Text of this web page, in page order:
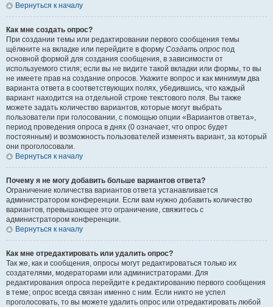
Вернуться к началу
Как мне создать опрос?
При создании темы или редактировании первого сообщения темы
щёлкните на вкладке или перейдите в форму Создать опрос под
основной формой для создания сообщения, в зависимости от
используемого стиля; если вы не видите такой вкладки или формы, то вы
не имеете прав на создание опросов. Укажите вопрос и как минимум два
варианта ответа в соответствующих полях, убедившись, что каждый
вариант находится на отдельной строке текстового поля. Вы также
можете задать количество вариантов, которые могут выбрать
пользователи при голосовании, с помощью опции «Вариантов ответа»,
период проведения опроса в днях (0 означает, что опрос будет
постоянным) и возможность пользователей изменять вариант, за который
они проголосовали.
Вернуться к началу
Почему я не могу добавить больше вариантов ответа?
Ограничение количества вариантов ответа устанавливается
администратором конференции. Если вам нужно добавить количество
вариантов, превышающее это ограничение, свяжитесь с
администратором конференции.
Вернуться к началу
Как мне отредактировать или удалить опрос?
Так же, как и сообщения, опросы могут редактироваться только их
создателями, модераторами или администраторами. Для
редактирования опроса перейдите к редактированию первого сообщения
в теме; опрос всегда связан именно с ним. Если никто не успел
проголосовать, то вы можете удалить опрос или отредактировать любой